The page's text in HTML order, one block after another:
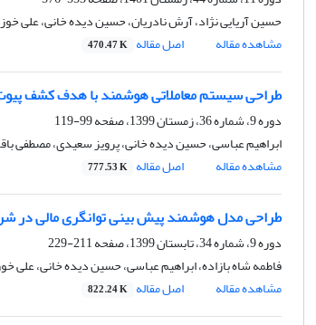
حسین آریایی نژاد، آرش نادریان، حسین دیده خانی، علی
مشاهده مقاله
اصل مقاله 470.47 K
طراحی سیستم معاملاتی هوشمند با هدف کشف
دوره 9، شماره 36، زمستان 1399، صفحه
99-119
ابراهیم عباسی، حسین دیده خانی، پرویز سعیدی، مصطفی
مشاهده مقاله
اصل مقاله 777.53 K
طراحی مدل هوشمند پیش بینی توانگری مالی در
دوره 9، شماره 34، تابستان 1399، صفحه
211-229
فاطمه شاه بازاده، ابراهیم عباسی، حسین دیده خانی، علی
مشاهده مقاله
اصل مقاله 822.24 K